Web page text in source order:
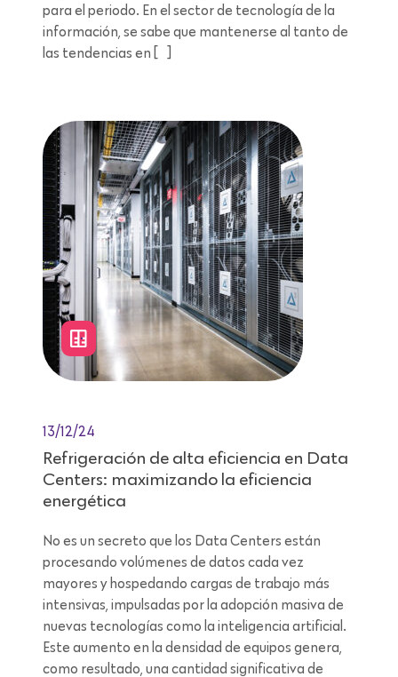
para el periodo. En el sector de tecnología de la
información, se sabe que mantenerse al tanto de
las tendencias en […]
13/12/24
Refrigeración de alta eficiencia en Data
Centers: maximizando la eficiencia
energética
No es un secreto que los Data Centers están
procesando volúmenes de datos cada vez
mayores y hospedando cargas de trabajo más
intensivas, impulsadas por la adopción masiva de
nuevas tecnologías como la inteligencia artificial.
Este aumento en la densidad de equipos genera,
como resultado, una cantidad significativa de